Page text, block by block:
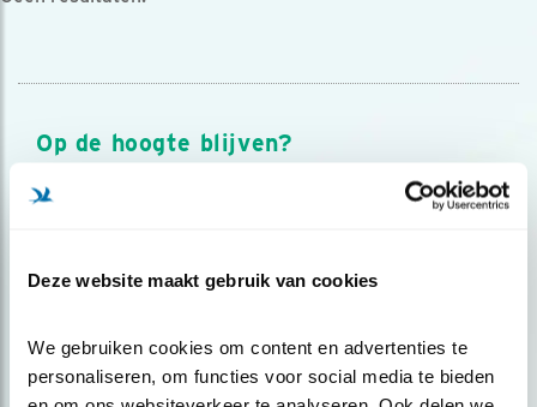
Deze website maakt gebruik van cookies
We gebruiken cookies om content en advertenties te
personaliseren, om functies voor social media te bieden
Op de hoogte blijven?
Meld je aan en ontvang nieuws, inspiratie, acties en tips
over vogels en activiteiten van Vogelbescherming.